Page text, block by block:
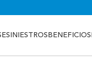
SINIESTROS BENEFICIOS